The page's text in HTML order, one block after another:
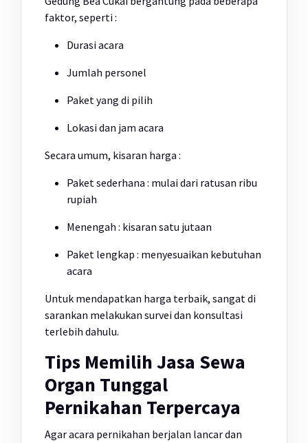
faktor, seperti :
Durasi acara
Jumlah personel
Paket yang di pilih
Lokasi dan jam acara
Secara umum, kisaran harga :
Paket sederhana : mulai dari ratusan ribu
rupiah
Menengah : kisaran satu jutaan
Paket lengkap : menyesuaikan kebutuhan
acara
Untuk mendapatkan harga terbaik, sangat di
sarankan melakukan survei dan konsultasi
terlebih dahulu.
Tips Memilih Jasa Sewa
Organ Tunggal
Pernikahan Terpercaya
Agar acara pernikahan berjalan lancar dan